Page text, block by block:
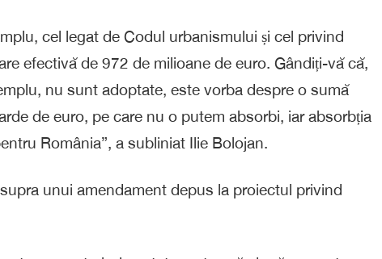
cel legat de Codul urbanismului și cel privind
efectivă de 972 de milioane de euro. Gândiți-vă că,
nu sunt adoptate, este vorba despre o sumă
de euro, pe care nu o putem absorbi, iar absorbția
România”, a subliniat Ilie Bolojan.
unui amendament depus la proiectul privind